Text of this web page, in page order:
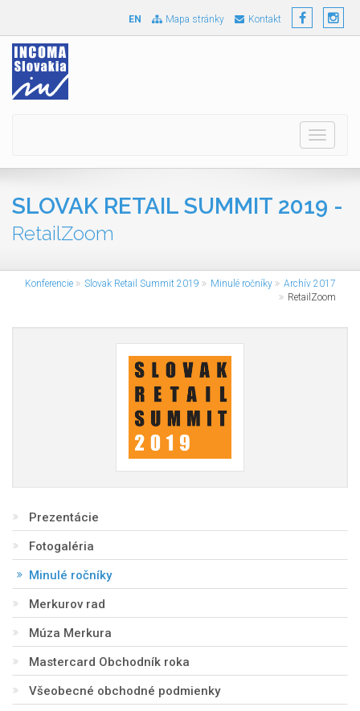
EN Mapa stránky Kontakt
Toggle
SLOVAK RETAIL SUMMIT 2019 -
RetailZoom
Konferencie Slovak Retail Summit 2019 Minulé ročníky
Archív 2017
RetailZoom
Prezentácie
Fotogaléria
Minulé ročníky
Merkurov rad
Múza Merkura
Mastercard Obchodník roka
Všeobecné obchodné podmienky